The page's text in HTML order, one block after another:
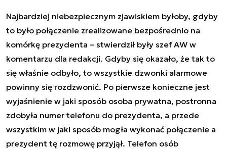
Najbardziej niebezpiecznym zjawiskiem byłoby, gdyby
to było połączenie zrealizowane bezpośrednio na
komórkę prezydenta – stwierdził były szef AW w
komentarzu dla redakcji. Gdyby się okazało, że tak to
się właśnie odbyło, to wszystkie dzwonki alarmowe
powinny się rozdzwonić. Po pierwsze konieczne jest
wyjaśnienie w jaki sposób osoba prywatna, postronna
zdobyła numer telefonu do prezydenta, a przede
wszystkim w jaki sposób mogła wykonać połączenie a
prezydent tę rozmowę przyjął. Telefon osób